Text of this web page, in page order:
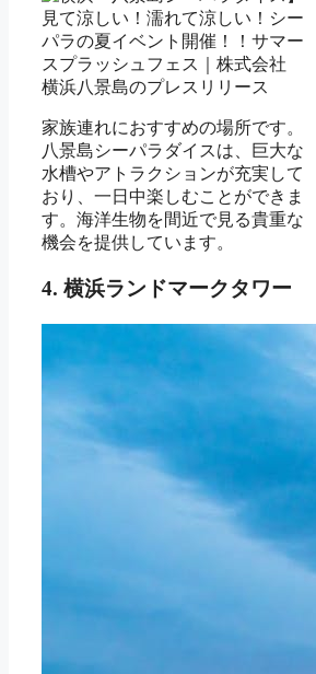
家族連れにおすすめの場所です。
八景島シーパラダイスは、巨大な
水槽やアトラクションが充実して
おり、一日中楽しむことができま
す。海洋生物を間近で見る貴重な
機会を提供しています。
4. 横浜ランドマークタワー